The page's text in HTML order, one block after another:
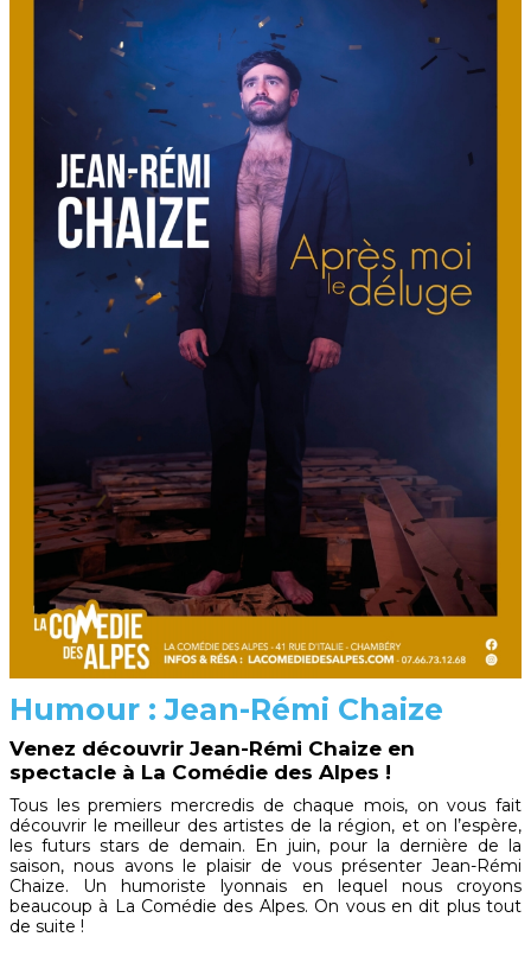
Humour : Jean-Rémi Chaize
Venez découvrir Jean-Rémi Chaize en
spectacle à La Comédie des Alpes !
Tous les premiers mercredis de chaque mois, on vous fait
découvrir le meilleur des artistes de la région, et on l’espère,
les futurs stars de demain. En juin, pour la dernière de la
saison, nous avons le plaisir de vous présenter Jean-Rémi
Chaize. Un humoriste lyonnais en lequel nous croyons
beaucoup à La Comédie des Alpes. On vous en dit plus tout
de suite !